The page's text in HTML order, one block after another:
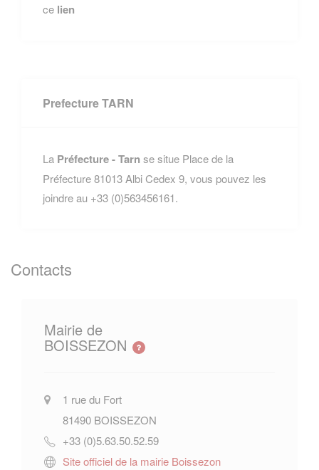
ce lien
Prefecture TARN
La Préfecture - Tarn se situe Place de la
Préfecture 81013 Albi Cedex 9, vous pouvez les
joindre au +33 (0)563456161.
Contacts
Mairie de
BOISSEZON
1 rue du Fort
81490 BOISSEZON
+33 (0)5.63.50.52.59
Site officiel de la mairie Boissezon